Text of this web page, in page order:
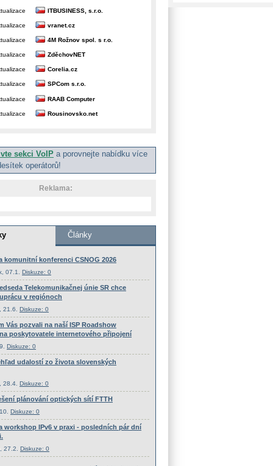
ITBUSINESS, s.r.o.
vranet.cz
4M Rožnov spol. s r.o.
ZděchovNET
Corelia.cz
SPCom s.r.o.
RAAB Computer
Rousinovsko.net
sekci VoIP a porovnejte nabídku více
operátorů!
Reklama: